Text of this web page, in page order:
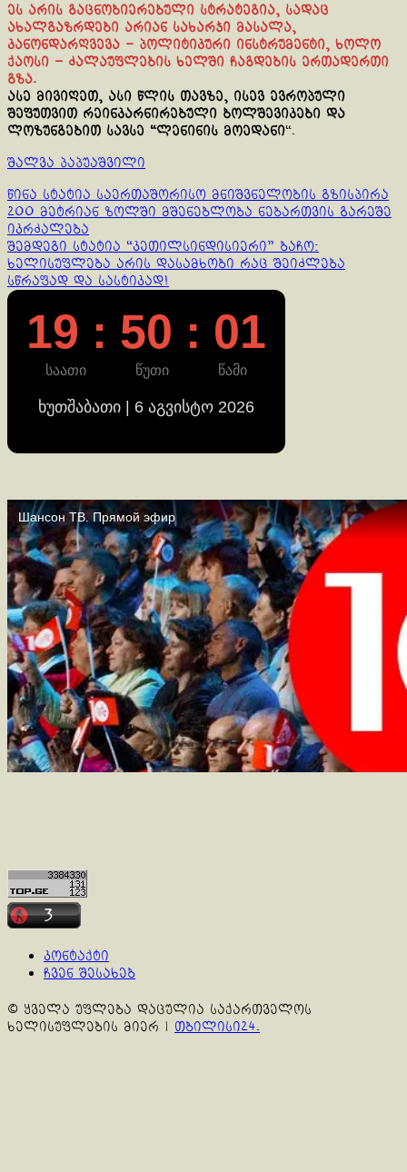
ეს არის გაცნობიერებული სტრატეგია, სადაც
ახალგაზრდები არიან სახარჯი მასალა,
კანონდარღვევა – პოლიტიკური ინსტრუმენტი, ხოლო
ქაოსი – ძალაუფლების ხელში ჩაგდების ერთადერთი
გზა.
ასე მივიღეთ, ასი წლის თავზე, ისევ ევროპული
შეფუთვით რეინკარნირებული ბოლშევიკები და
ლოზუნგებით სავსე “ლენინის მოედანი“.
შალვა პაპუაშვილი
Continue
Reading
წინა სტატია საერთაშორისო მნიშვნელობის გზისპირა
200 მეტრიან ზოლში მშენებლობა ნებართვის გარეშე
იკრძალება
შემდეგი სტატია “კეთილსინდისიერი” ბაჩო:
ხელისუფლება არის დასამხობი რაც შეიძლება
სწრაფად და სასტიკად!
19 : 50 : 01
საათი წუთი წამი
ხუთშაბათი | 6 აგვისტო 2026
კონტაქტი
ჩვენ შესახებ
© ყველა უფლება დაცულია საქართველოს
ხელისუფლების მიერ | თბილისი24.